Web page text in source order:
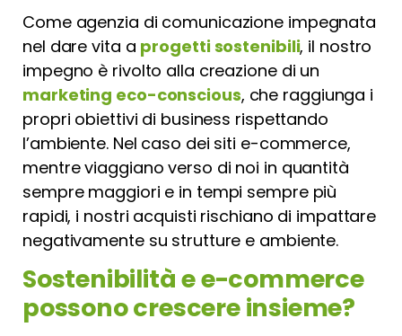
Come agenzia di comunicazione impegnata
nel dare vita a progetti sostenibili, il nostro
impegno è rivolto alla creazione di un
marketing eco-conscious, che raggiunga i
propri obiettivi di business rispettando
l’ambiente. Nel caso dei siti e-commerce,
mentre viaggiano verso di noi in quantità
sempre maggiori e in tempi sempre più
rapidi, i nostri acquisti rischiano di impattare
negativamente su strutture e ambiente.
Sostenibilità e e-commerce
possono crescere insieme?